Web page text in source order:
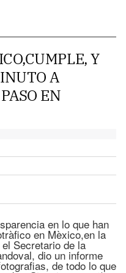
Y
A
EN
en lo que han
en Mèxico,en la
Secretario de la
dio un informe
de todo lo que